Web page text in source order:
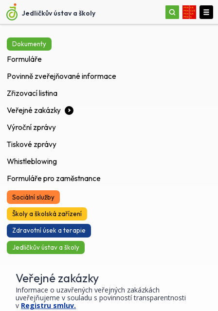
Jedličkův ústav a školy
Dokumenty
Formuláře
Povinně zveřejňované informace
Zřizovací listina
Veřejné zakázky
Výroční zprávy
Tiskové zprávy
Whistleblowing
Formuláře pro zaměstnance
Sociální služby
Školy a školská zařízení
Zdravotní úsek a terapie
Jedličkův ústav a školy
Veřejné zakázky
Informace o uzavřených veřejných zakázkách
uveřejňujeme v souladu s povinností transparentnosti
v Registru smluv.